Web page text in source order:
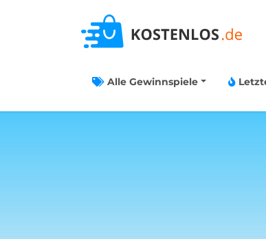
Alle Gewinnspiele